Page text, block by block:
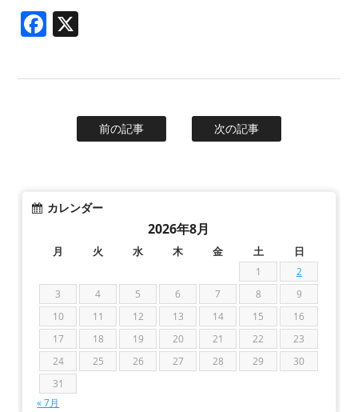
Facebook
前の記事 次の記事
カレンダー
2026年8月
月 火 水 木 金 土 日
1
2
3
4 5 6 7 8
9
10
11 12 13 14 15
16
17
18 19 20 21 22
23
24
25 26 27 28 29
30
31
« 7月